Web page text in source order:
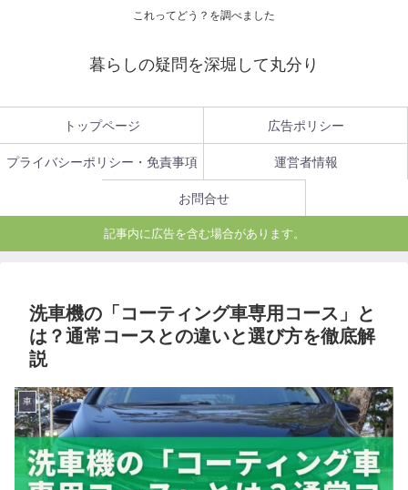
これってどう？を調べました
暮らしの疑問を深堀して丸分り
トップページ 広告ポリシー
プライバシーポリシー・免責事項 運営者情報
お問合せ
記事内に広告を含む場合があります。
洗車機の「コーティング車専用コース」と
は？通常コースとの違いと選び方を徹底解
説
車